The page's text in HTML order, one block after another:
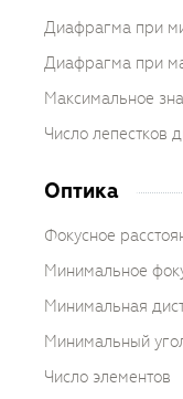
Диафрагма при
Диафрагма при
Максимальное
Число лепестков
Оптика
Фокусное
Минимальное
Минимальная
Минимальный
Число элементов